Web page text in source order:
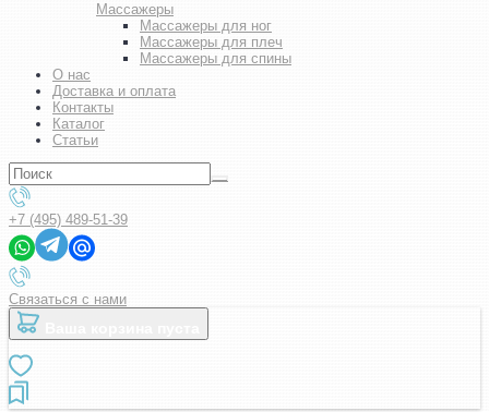
Массажеры
Массажеры для ног
Массажеры для плеч
Массажеры для спины
О нас
Доставка и оплата
Контакты
Каталог
Статьи
+7 (495) 489-51-39
Связаться с нами